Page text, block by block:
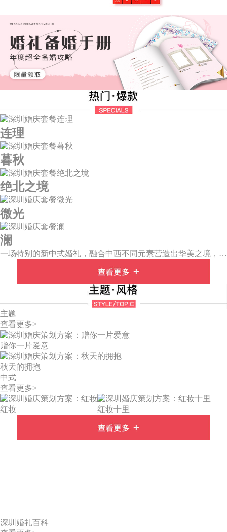
连理
暮秋
绝北之境
微光
澜
一场特别的新中式婚礼，融合中西不同元素营造出华美之境，有庄严浪漫的西式证婚，也有含蓄深情的中式感恩，从古典到现代，从前世到今生，爱，隽永铭刻。
主题
查看更多>
赠你一片爱意
秋天的拥抱
中式
查看更多>
红妆 红妆十里
深圳婚礼百科